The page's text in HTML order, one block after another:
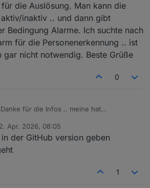
die Auslösung. Man kann die
inaktiv .. und dann gibt
Bedingung Alarme. Ich suchte nach
für die Personenerkennung .. ist
gar nicht notwendig. Beste Grüße
0
Danke für die Infos .. meine hat
für die Auslösung. Man kann die
steuern aktiv/inaktiv .. und dann gibt
dieser Bedingung Alarme. Ich suchte
isolierten Alarm für die
Grüße
2. Apr. 2026, 08:05
von
der GitHub version geben
1